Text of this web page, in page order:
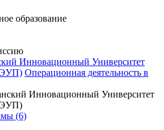
образование
Инновационный Университет
Операционная деятельность в
(6)